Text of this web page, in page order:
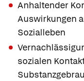
Anhaltender
Auswirkungen
Sozialleben
sozialen